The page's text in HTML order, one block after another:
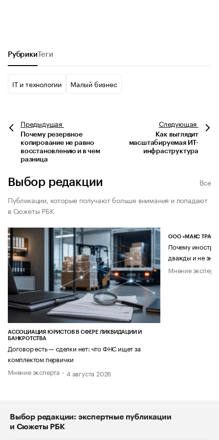
Рубрики Теги
IT и технологии Малый бизнес
Предыдущая
Почему резервное
копирование не равно
восстановлению и в чем
разница
Следующая
Как выглядит
масштабируемая ИТ-
инфраструктура
Выбор редакции
Все
Публикации, которые получают больше внимания и попадают
в Сюжеты РБК
АССОЦИАЦИЯ ЮРИСТОВ В СФЕРЕ ЛИКВИДАЦИИ И
БАНКРОТСТВА
Договор есть — сделки нет: что ФНС ищет за
комплектом первички
Мнение эксперта
4 августа 2026
ООО «МАКС ТРАСТ»
Почему
дважды и не
Мнение
Выбор редакции: экспертные публикации
и Сюжеты РБК